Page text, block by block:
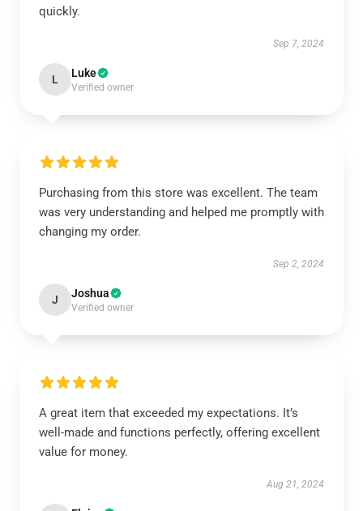
quickly.
Sep 7, 2024
L Luke
Verified owner
Purchasing from this store was excellent. The team
was very understanding and helped me promptly with
changing my order.
Sep 2, 2024
J Joshua
Verified owner
A great item that exceeded my expectations. It’s
well-made and functions perfectly, offering excellent
value for money.
Aug 21, 2024